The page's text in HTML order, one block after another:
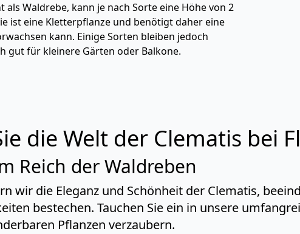
als Waldrebe, kann je nach Sorte eine Höhe von 2
ist eine Kletterpflanze und benötigt daher eine
kann. Einige Sorten bleiben jedoch
gut für kleinere Gärten oder Balkone.
die Welt der Clematis bei
Reich der Waldreben
wir die Eleganz und Schönheit der Clematis,
bestechen. Tauchen Sie ein in unsere
Pflanzen verzaubern.